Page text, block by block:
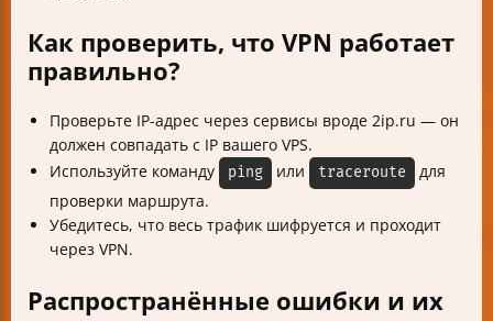
Как проверить, что VPN работает
правильно?
Проверьте IP-адрес через сервисы вроде 2ip.ru — он
должен совпадать с IP вашего VPS.
Используйте команду
ping или traceroute
для
проверки маршрута.
Убедитесь, что весь трафик шифруется и проходит
через VPN.
Распространённые ошибки и их